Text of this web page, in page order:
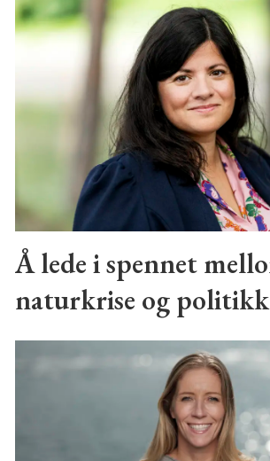
Å lede i spennet
naturkrise og politikk